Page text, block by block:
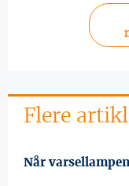
Flere
Når